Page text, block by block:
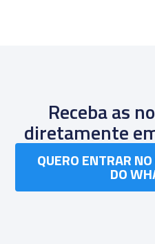
Receba as
diretamente
QUERO ENTRAR
DO